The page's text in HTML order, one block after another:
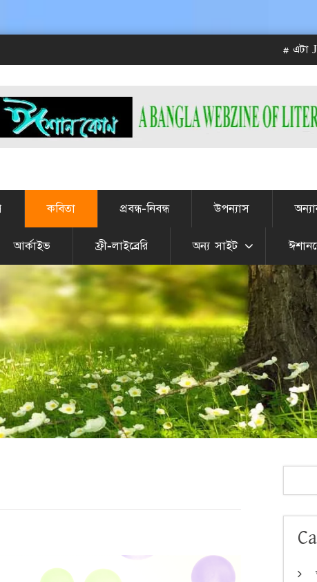
# এটা JULY-
কবিতা প্রবন্ধ-নিবন্ধ উপন্যাস
আর্কাইভ ফ্রী-লাইব্রেরি অন্য সাইট